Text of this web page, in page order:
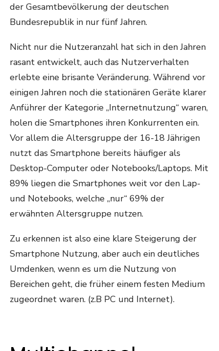
der Gesamtbevölkerung der deutschen
Bundesrepublik in nur fünf Jahren.
Nicht nur die Nutzeranzahl hat sich in den Jahren
rasant entwickelt, auch das Nutzerverhalten
erlebte eine brisante Veränderung. Während vor
einigen Jahren noch die stationären Geräte klarer
Anführer der Kategorie „Internetnutzung“ waren,
holen die Smartphones ihren Konkurrenten ein.
Vor allem die Altersgruppe der 16-18 Jährigen
nutzt das Smartphone bereits häufiger als
Desktop-Computer oder Notebooks/Laptops. Mit
89% liegen die Smartphones weit vor den Lap-
und Notebooks, welche „nur“ 69% der
erwähnten Altersgruppe nutzen.
Zu erkennen ist also eine klare Steigerung der
Smartphone Nutzung, aber auch ein deutliches
Umdenken, wenn es um die Nutzung von
Bereichen geht, die früher einem festen Medium
zugeordnet waren. (z.B PC und Internet).